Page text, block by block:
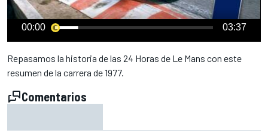
00:00 03:37
Repasamos la historia de las 24 Horas de Le Mans con este
resumen de la carrera de 1977.
Comentarios